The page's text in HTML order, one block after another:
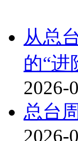
从总
的“进
2026-
总台
2026-